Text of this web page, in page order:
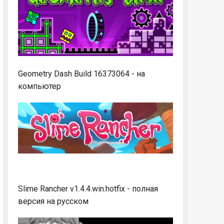
Geometry Dash Build 16373064 - на
компьютер
Slime Rancher v1.4.4.win.hotfix - полная
версия на русском